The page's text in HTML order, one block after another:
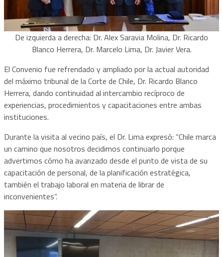
De izquierda a derecha: Dr. Alex Saravia Molina, Dr. Ricardo
Blanco Herrera, Dr. Marcelo Lima, Dr. Javier Vera.
El Convenio fue refrendado y ampliado por la actual autoridad
del máximo tribunal de la Corte de Chile, Dr. Ricardo Blanco
Herrera, dando continuidad al intercambio recíproco de
experiencias, procedimientos y capacitaciones entre ambas
instituciones.
Durante la visita al vecino país, el Dr. Lima expresó: “Chile marca
un camino que nosotros decidimos continuarlo porque
advertimos cómo ha avanzado desde el punto de vista de su
capacitación de personal, de la planificación estratégica,
también el trabajo laboral en materia de librar de
inconvenientes”.